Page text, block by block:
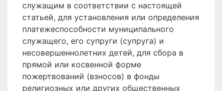
служащим в соответствии с настоящей
статьей, для установления или определения
платежеспособности муниципального
служащего, его супруги (супруга) и
несовершеннолетних детей, для сбора в
прямой или косвенной форме
пожертвований (взносов) в фонды
религиозных или других общественных